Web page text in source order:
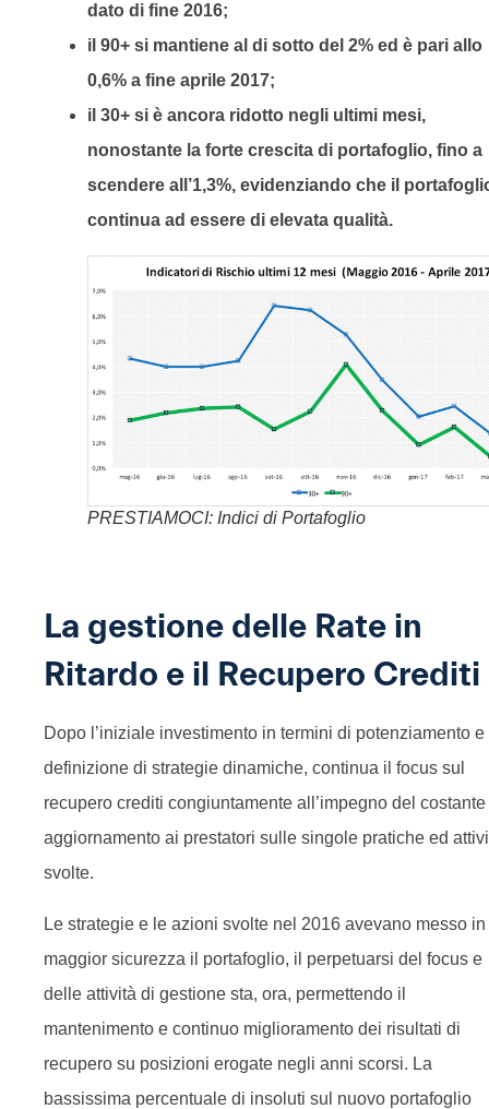
dato di fine 2016;
il 90+ si mantiene al di sotto del 2% ed è pari allo
0,6% a fine aprile 2017;
il 30+ si è ancora ridotto negli ultimi mesi,
nonostante la forte crescita di portafoglio, fino a
scendere all’1,3%, evidenziando che il
continua ad essere di elevata qualità.
PRESTIAMOCI: Indici di Portafoglio
La gestione delle Rate in
Ritardo e il Recupero Crediti
Dopo l’iniziale investimento in termini di potenziamento e
definizione di strategie dinamiche, continua il focus sul
recupero crediti congiuntamente all’impegno del costante
aggiornamento ai prestatori sulle singole pratiche ed
svolte.
Le strategie e le azioni svolte nel 2016 avevano messo in
maggior sicurezza il portafoglio, il perpetuarsi del focus e
delle attività di gestione sta, ora, permettendo il
mantenimento e continuo miglioramento dei risultati di
recupero su posizioni erogate negli anni scorsi. La
bassissima percentuale di insoluti sul nuovo portafoglio